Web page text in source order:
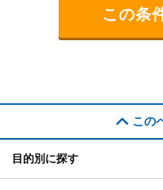
この
目的別に探す